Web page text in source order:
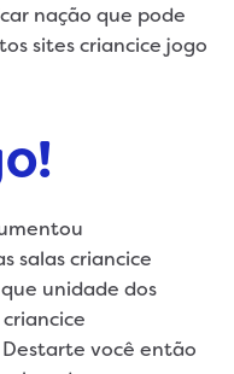
nação que pode
sites criancice jogo
salas criancice
unidade dos
você então